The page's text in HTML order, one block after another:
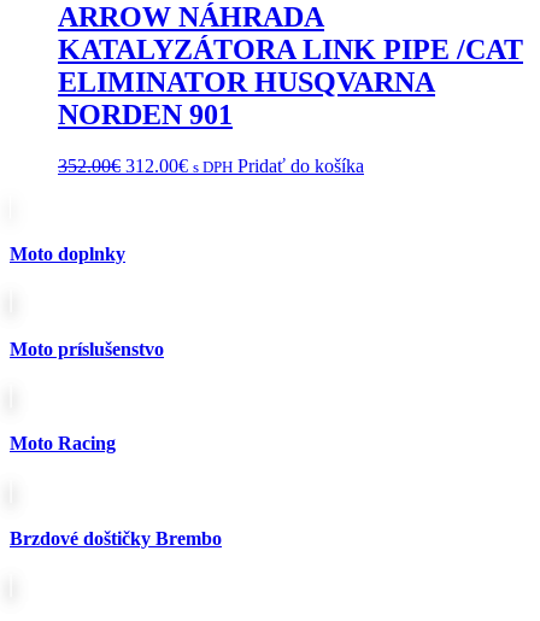
ARROW NÁHRADA
KATALYZÁTORA LINK PIPE /CAT
ELIMINATOR HUSQVARNA
NORDEN 901
352.00€ Pôvodná
312.00€Aktuálna
s DPH Pridať do košíka
Moto doplnky
Moto príslušenstvo
Moto Racing
Brzdové doštičky Brembo